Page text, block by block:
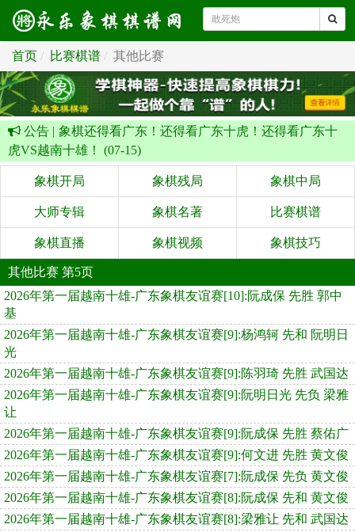
首页 比赛棋谱 其他比赛
公告 | 象棋还得看广东！还得看广东十虎！还得看广东十
虎VS越南十雄！ (07-15)
象棋开局 象棋残局 象棋中局
大师专辑 象棋名著 比赛棋谱
象棋直播 象棋视频 象棋技巧
其他比赛 第5页
2026年第一届越南十雄-广东象棋友谊赛[10]:阮成保 先胜 郭中
基
2026年第一届越南十雄-广东象棋友谊赛[9]:杨鸿轲 先和 阮明日
光
2026年第一届越南十雄-广东象棋友谊赛[9]:陈羽琦 先胜 武国达
2026年第一届越南十雄-广东象棋友谊赛[9]:阮明日光 先负 梁雅
让
2026年第一届越南十雄-广东象棋友谊赛[9]:阮成保 先胜 蔡佑广
2026年第一届越南十雄-广东象棋友谊赛[9]:何文进 先胜 黄文俊
2026年第一届越南十雄-广东象棋友谊赛[7]:阮成保 先负 黄文俊
2026年第一届越南十雄-广东象棋友谊赛[8]:阮成保 先和 黄文俊
2026年第一届越南十雄-广东象棋友谊赛[8]:梁雅让 先和 武国达